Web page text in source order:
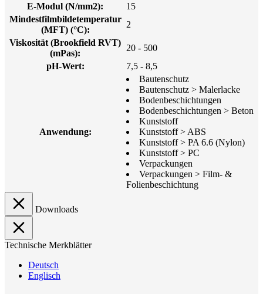
E-Modul (N/mm2):
15
Mindestfilmbildetemperatur
(MFT) (°C):
2
Viskosität (Brookfield RVT)
(mPas):
20 - 500
pH-Wert:
7,5 - 8,5
Anwendung:
Bautenschutz
Bautenschutz > Malerlacke
Bodenbeschichtungen
Bodenbeschichtungen > Beton
Kunststoff
Kunststoff > ABS
Kunststoff > PA 6.6 (Nylon)
Kunststoff > PC
Verpackungen
Verpackungen > Film- &
Folienbeschichtung
Downloads
Technische Merkblätter
Deutsch
Englisch